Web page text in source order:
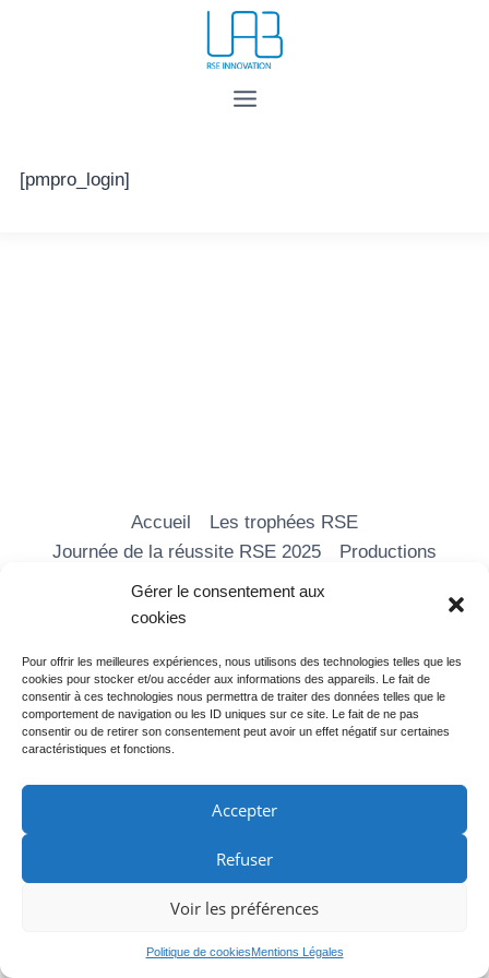
Gérer le consentement aux
cookies
Pour offrir les meilleures expériences, nous utilisons des technologies telles que les
cookies pour stocker et/ou accéder aux informations des appareils. Le fait de
consentir à ces technologies nous permettra de traiter des données telles que le
comportement de navigation ou les ID uniques sur ce site. Le fait de ne pas
consentir ou de retirer son consentement peut avoir un effet négatif sur certaines
caractéristiques et fonctions.
Accepter
Refuser
Voir les préférences
Politique de cookiesMentions Légales
[pmpro_login]
Accueil
Les trophées RSE
Journée de la réussite RSE 2025
Productions
Les formations
Nos vidéos
Adhérer
Mentions légales